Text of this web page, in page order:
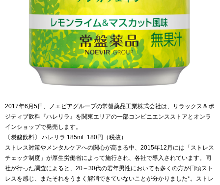
2017年6月5日、ノエビアグループの常盤薬品工業株式会社は、リラックス＆ポ
ジティブ飲料『ハレリラ』を関東エリアの一部コンビニエンスストアとオンラ
インショップで発売します。
〔炭酸飲料〕 ハレリラ 185mL 180円（税抜）
ストレス対策やメンタルケアへの関心が高まる中、2015年12月には「ストレス
チェック制度」が厚生労働省によって施行され、各社で導入されています。同
社が行った調査によると、20～30代の若年男性においても多くの方が日頃スト
レスを感じ、またそれをうまく解消できていないことが分かりました*。ストレ